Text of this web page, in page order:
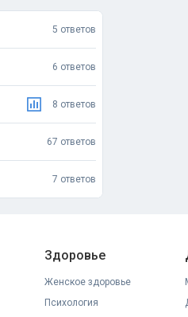
5 ответов
6 ответов
8 ответов
67 ответов
7 ответов
Здоровье
Женское здоровье
Психология